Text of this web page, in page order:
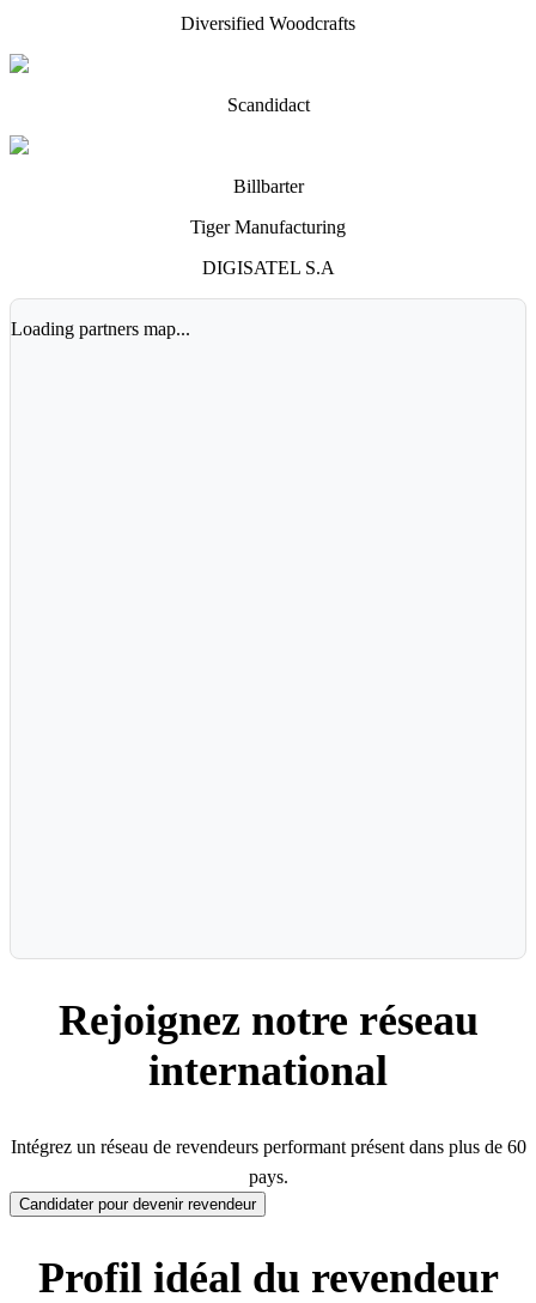
Diversified Woodcrafts
Scandidact
Billbarter
Tiger Manufacturing
DIGISATEL S.A
Loading partners map...
Rejoignez notre réseau
international
Intégrez un réseau de revendeurs performant présent dans plus de 60
pays.
Candidater pour devenir revendeur
Profil idéal du revendeur